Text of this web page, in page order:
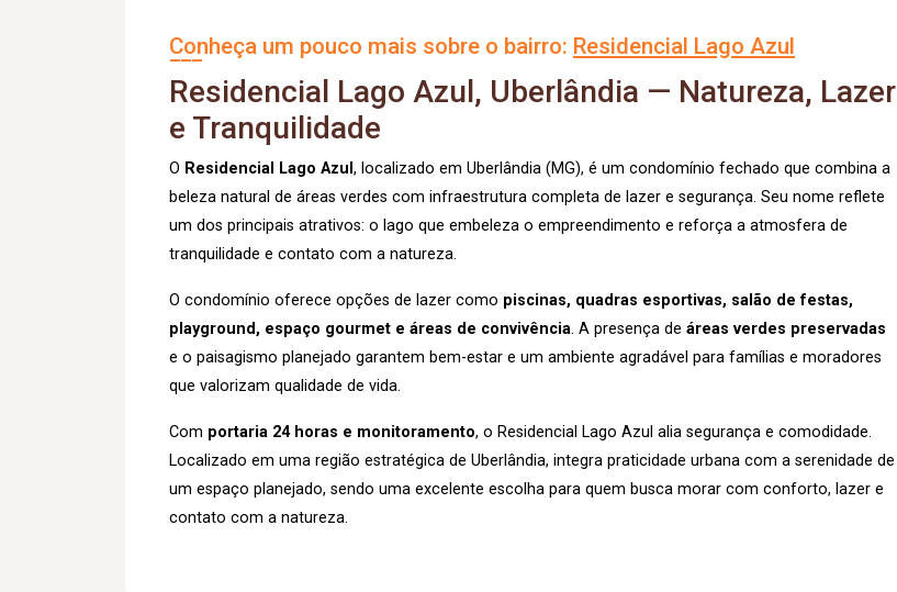
Conheça um pouco mais sobre o bairro: Residencial Lago Azul
Residencial Lago Azul, Uberlândia — Natureza, Lazer
e Tranquilidade
O Residencial Lago Azul , localizado em Uberlândia (MG), é um condomínio fechado que combina a
beleza natural de áreas verdes com infraestrutura completa de lazer e segurança. Seu nome reflete
um dos principais atrativos: o lago que embeleza o empreendimento e reforça a atmosfera de
tranquilidade e contato com a natureza.
O condomínio oferece opções de lazer como piscinas, quadras esportivas, salão de festas,
playground, espaço gourmet e áreas de convivência. A presença de áreas verdes preservadas
e o paisagismo planejado garantem bem-estar e um ambiente agradável para famílias e moradores
que valorizam qualidade de vida.
Com portaria 24 horas e monitoramento, o Residencial Lago Azul alia segurança e comodidade.
Localizado em uma região estratégica de Uberlândia, integra praticidade urbana com a serenidade de
um espaço planejado, sendo uma excelente escolha para quem busca morar com conforto, lazer e
contato com a natureza.